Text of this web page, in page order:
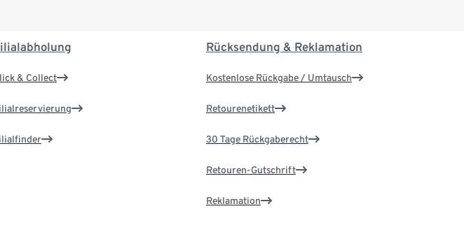
& Collect
Rücksendung & Reklamation
Kostenlose Rückgabe / Umtausch
Retourenetikett
30 Tage Rückgaberecht
Retouren-Gutschrift
Reklamation